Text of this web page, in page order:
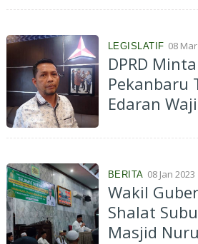
Ini Jawabannya
LEGISLATIF 08
DPRD
Pekanbaru
Edaran
BERITA 08 Jan 2023
Wakil
Shalat
Masjid